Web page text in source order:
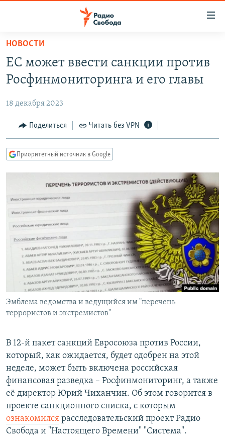
упрощенного
доступа
Вернуться
основному
Вернутся
главной
навигации
Вернутся
поиску
ПОДКАСТЫ
АВТОРСКИЕ ПРОЕКТЫ
ЦИТАТЫ СВОБОДЫ
МНЕНИЯ
IDEL.РЕАЛИИ
КАВКАЗ.РЕАЛИИ
СЕВЕР.РЕАЛИИ
СИБИРЬ.РЕАЛИИ
РАСПИСАНИЕ ВЕЩАНИЯ
ПОДПИШИТЕСЬ НА РАССЫЛКУ
СОЦИАЛЬНЫЕ СЕТИ
Все сайты РСЕ/РС
НОВОСТИ
ЕС может ввести санкции против
Росфинмониторинга и его главы
18 декабря 2023
Поделиться Читать без VPN
Приоритетный источник в Google
Эмблема ведомства и ведущийся им "перечень
террористов и экстремистов"
В 12-й пакет санкций Евросоюза против России,
который, как ожидается, будет одобрен на этой
неделе, может быть включена российская
финансовая разведка – Росфинмониторинг, а также
её директор Юрий Чиханчин. Об этом говорится в
проекте санкционного списка, с которым
ознакомился расследовательский проект Радио
Свобода и "Настоящего Времени" "Система".